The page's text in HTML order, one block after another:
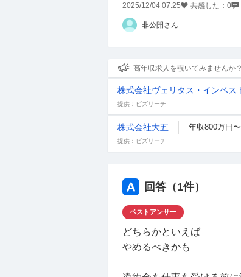
【適正なキャンセル理由の
新型コロナウイルス感染
例）骨折や重度の外傷
【非適正なキャンセル理
急性胃腸炎、頭痛、腹痛
疾患（軽度のうつ病・不
邪、喉の痛み、結膜炎、
痛、目の充血 など。
2025/12/04 07:25
共感した： 0
非公開さん
高年収求人を覗いてみませんか？
株式会社ヴェリタス・インベス
提供：ビズリーチ
株式会社大五 年収800万円
提供：ビズリーチ
回答（1件）
ベストアンサー
どちらかといえば
やめるべきかも